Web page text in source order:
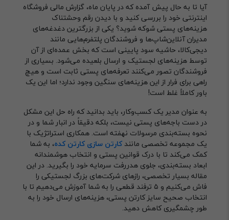
آیا تا به حال پیش آمده که در پایان ماه، گزارش مالی فروشگاه
اینترنتی خود را بررسی کنید و با دیدن رقم وحشتناک
هزینه‌های پستی شوکه شوید؟ یکی از بزرگترین دغدغه‌های
مدیران آنلاین‌شاپ‌ها و فروشندگان پلتفرم‌هایی مانند
دیجی‌کالا، حاشیه سود پایینی است که بخش عمده‌ای از آن
توسط هزینه‌های لجستیک و ارسال بلعیده می‌شود. بسیاری از
فروشندگان تصور می‌کنند تعرفه‌های پستی ثابت است و هیچ
راهی برای فرار از این هزینه‌های سنگین وجود ندارد؛ اما این یک
باور کاملاً غلط است!
به عنوان مدیر یک کسب‌وکار، باید بدانید که راه حل این مشکل
در دست باجه‌های پستی نیست، بلکه دقیقاً در انبار شما و در
نحوه بسته‌بندی مرسولات نهفته است. همکاری استراتژیک با
یک مجموعه تخصصی مانند کارتن سازی کارتن کده، به شما
کمک می‌کند تا با درک قوانین پستی و انتخاب هوشمندانه
ابعاد بسته‌بندی، جلوی هدررفت سرمایه خود را بگیرید. در این
مقاله بسیار تخصصی، رازهای شرکت‌های بزرگ لجستیکی را
فاش می‌کنیم و ۵ ترفند قطعی را به شما آموزش می‌دهیم تا با
انتخاب صحیح سایز کارتن پستی، هزینه‌های ارسال خود را به
طور چشمگیری کاهش دهید.